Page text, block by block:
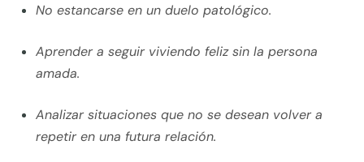
No estancarse en un duelo patológico.
Aprender a seguir viviendo feliz sin la persona
amada.
Analizar situaciones que no se desean volver a
repetir en una futura relación.